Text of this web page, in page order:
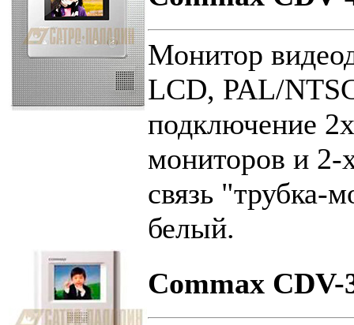
Монитор
LCD, PAL/
подключение
мониторов и 2-
связь "трубка-
белый.
Commax